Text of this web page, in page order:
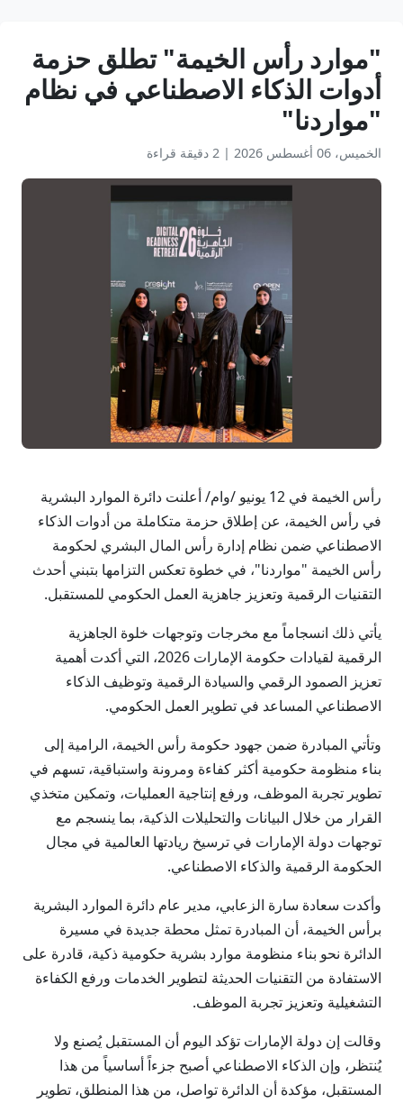
"موارد رأس الخيمة" تطلق حزمة
أدوات الذكاء الاصطناعي في نظام
"مواردنا"
الخميس، 06 أغسطس 2026 | 2 دقيقة قراءة
رأس الخيمة في 12 يونيو /وام/ أعلنت دائرة الموارد البشرية
في رأس الخيمة، عن إطلاق حزمة متكاملة من أدوات الذكاء
الاصطناعي ضمن نظام إدارة رأس المال البشري لحكومة
رأس الخيمة "مواردنا"، في خطوة تعكس التزامها بتبني أحدث
التقنيات الرقمية وتعزيز جاهزية العمل الحكومي للمستقبل.
يأتي ذلك انسجاماً مع مخرجات وتوجهات خلوة الجاهزية
الرقمية لقيادات حكومة الإمارات 2026، التي أكدت أهمية
تعزيز الصمود الرقمي والسيادة الرقمية وتوظيف الذكاء
الاصطناعي المساعد في تطوير العمل الحكومي.
وتأتي المبادرة ضمن جهود حكومة رأس الخيمة، الرامية إلى
بناء منظومة حكومية أكثر كفاءة ومرونة واستباقية، تسهم في
تطوير تجربة الموظف، ورفع إنتاجية العمليات، وتمكين متخذي
القرار من خلال البيانات والتحليلات الذكية، بما ينسجم مع
توجهات دولة الإمارات في ترسيخ ريادتها العالمية في مجال
الحكومة الرقمية والذكاء الاصطناعي.
وأكدت سعادة سارة الزعابي، مدير عام دائرة الموارد البشرية
برأس الخيمة، أن المبادرة تمثل محطة جديدة في مسيرة
الدائرة نحو بناء منظومة موارد بشرية حكومية ذكية، قادرة على
الاستفادة من التقنيات الحديثة لتطوير الخدمات ورفع الكفاءة
التشغيلية وتعزيز تجربة الموظف.
وقالت إن دولة الإمارات تؤكد اليوم أن المستقبل يُصنع ولا
يُنتظر، وإن الذكاء الاصطناعي أصبح جزءاً أساسياً من هذا
المستقبل، مؤكدة أن الدائرة تواصل، من هذا المنطلق، تطوير